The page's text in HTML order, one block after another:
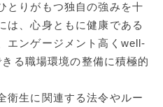
とりがもつ独自の強みを十
は、心身ともに健康である
エンゲージメント高くwell-
る職場環境の整備に積極的
衛生に関連する法令やルー